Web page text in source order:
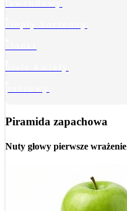
Piramida zapachowa
Nuty głowy pierwsze wrażenie